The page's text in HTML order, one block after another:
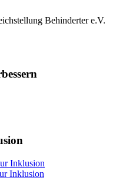
Behinderter e.V.
Inklusion
Inklusion